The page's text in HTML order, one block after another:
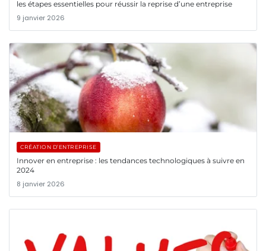
les étapes essentielles pour réussir la reprise d’une entreprise
9 janvier 2026
CRÉATION D’ENTREPRISE
Innover en entreprise : les tendances technologiques à suivre en
2024
8 janvier 2026